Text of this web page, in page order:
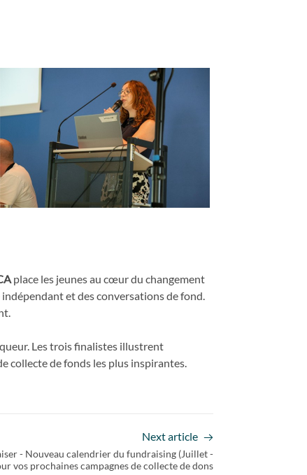
place les jeunes au cœur du changement
et des conversations de fond.
Les trois finalistes illustrent
collecte de fonds les plus inspirantes.
Next article
- Nouveau calendrier du fundraising (Juillet -
vos prochaines campagnes de collecte de dons